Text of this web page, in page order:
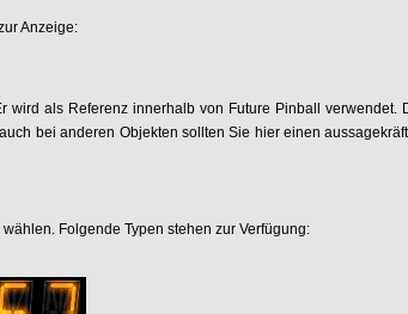
Anzeige:
wird als Referenz innerhalb von Future Pinball verwendet.
bei anderen Objekten sollten Sie hier einen
Folgende Typen stehen zur Verfügung: